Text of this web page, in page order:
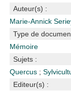
Auteur(s) :
Marie-Annick
Type de
Mémoire
Sujets :
Quercus ;
Editeur(s) :